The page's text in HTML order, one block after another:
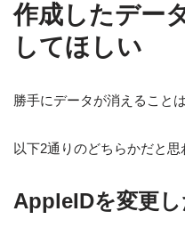
作成したデー
してほしい
勝手にデータが消えること
以下2通りのどちらかだと思
AppleIDを変更